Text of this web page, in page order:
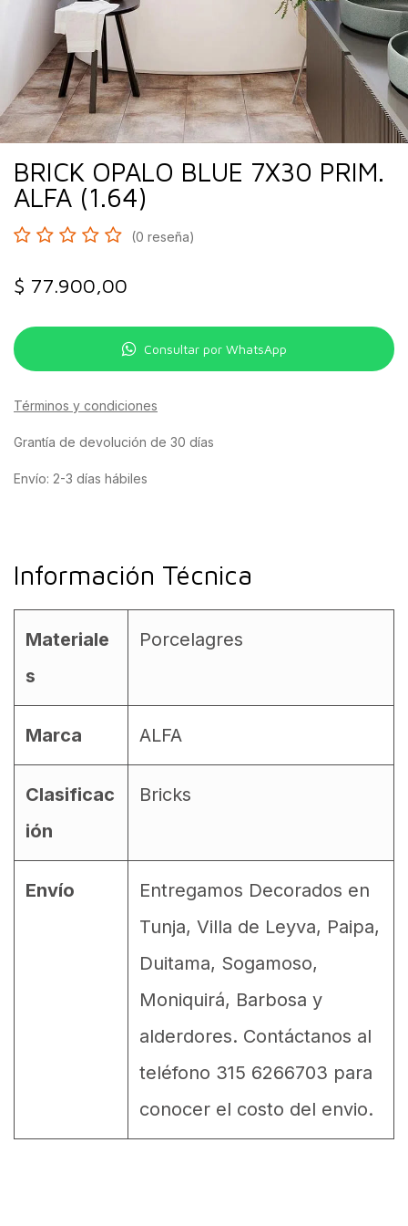
BRICK OPALO BLUE 7X30 PRIM.
ALFA (1.64)
(0 reseña)
$ 77.900,00
Consultar por WhatsApp
Términos y condiciones
Grantía de devolución de 30 días
Envío: 2-3 días hábiles
Información Técnica
Materiale
s
Porcelagres
Marca ALFA
Clasificac
ión
Bricks
Envío
Entregamos Decorados en
Tunja, Villa de Leyva, Paipa,
Duitama, Sogamoso,
Moniquirá, Barbosa y
alderdores. Contáctanos al
teléfono 315 6266703 para
conocer el costo del envio.